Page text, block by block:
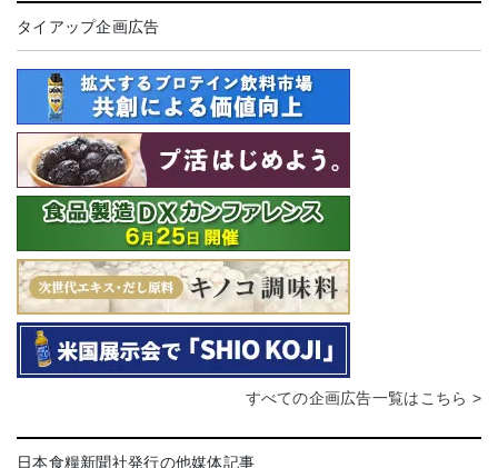
タイアップ企画広告
すべての企画広告一覧はこちら >
日本食糧新聞社発行の他媒体記事